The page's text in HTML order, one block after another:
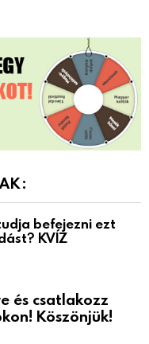
befejezni ezt
KVÍZ
és csatlakozz
Köszönjük!